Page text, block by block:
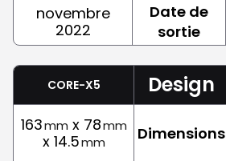
novembre
2022
Date de
sortie
CORE-X5 Design
163mm x 78mm
x 14.5mm Dimensions